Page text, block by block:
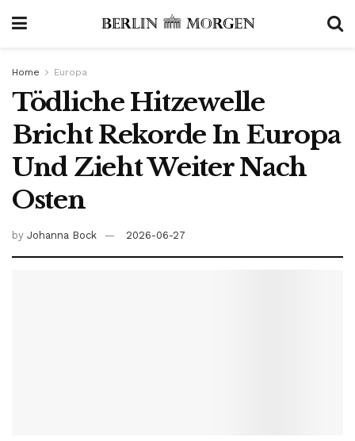
Home Europa
Tödliche Hitzewelle
Bricht Rekorde In Europa
Und Zieht Weiter Nach
Osten
by Johanna Bock 2026-06-27